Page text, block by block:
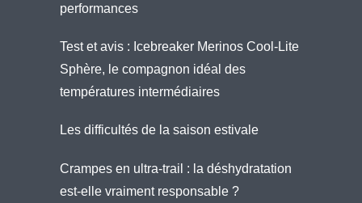
performances
Test et avis : Icebreaker Merinos Cool-Lite
Sphère, le compagnon idéal des
températures intermédiaires
Les difficultés de la saison estivale
Crampes en ultra-trail : la déshydratation
est-elle vraiment responsable ?